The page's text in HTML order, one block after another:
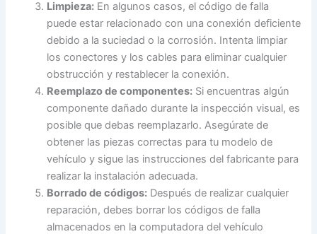
Limpieza: En algunos casos, el código de falla
puede estar relacionado con una conexión deficiente
debido a la suciedad o la corrosión. Intenta limpiar
los conectores y los cables para eliminar cualquier
obstrucción y restablecer la conexión.
Reemplazo de componentes: Si encuentras algún
componente dañado durante la inspección visual, es
posible que debas reemplazarlo. Asegúrate de
obtener las piezas correctas para tu modelo de
vehículo y sigue las instrucciones del fabricante para
realizar la instalación adecuada.
Borrado de códigos: Después de realizar cualquier
reparación, debes borrar los códigos de falla
almacenados en la computadora del vehículo